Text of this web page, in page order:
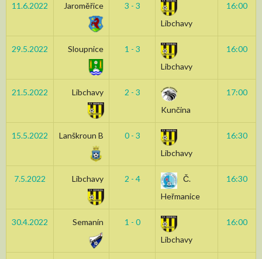
11.6.2022 Jaroměřice
3 - 3
Libchavy
16:00
29.5.2022 Sloupnice
1 - 3
Libchavy
16:00
21.5.2022 Libchavy
2 - 3
Kunčina
17:00
15.5.2022 Lanškroun B
0 - 3
Libchavy
16:30
7.5.2022 Libchavy 2 - 4
Č.
Heřmanice
16:30
30.4.2022 Semanín
1 - 0
Libchavy
16:00